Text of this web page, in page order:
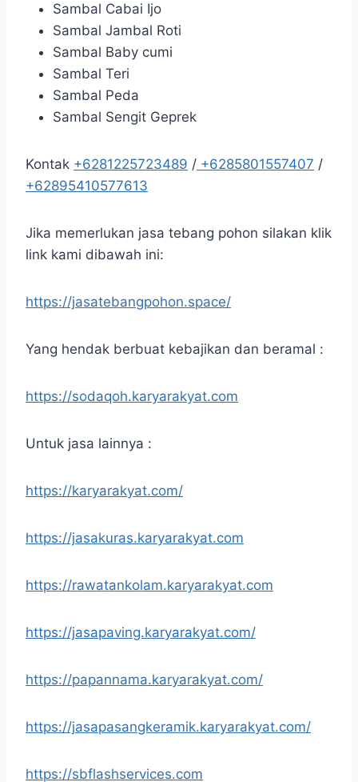
Sambal Cabai Ijo
Sambal Jambal Roti
Sambal Baby cumi
Sambal Teri
Sambal Peda
Sambal Sengit Geprek
Kontak +6281225723489 / +6285801557407 /
+62895410577613
Jika memerlukan jasa tebang pohon silakan klik
link kami dibawah ini:
https://jasatebangpohon.space/
Yang hendak berbuat kebajikan dan beramal :
https://sodaqoh.karyarakyat.com
Untuk jasa lainnya :
https://karyarakyat.com/
https://jasakuras.karyarakyat.com
https://rawatankolam.karyarakyat.com
https://jasapaving.karyarakyat.com/
https://papannama.karyarakyat.com/
https://jasapasangkeramik.karyarakyat.com/
https://sbflashservices.com